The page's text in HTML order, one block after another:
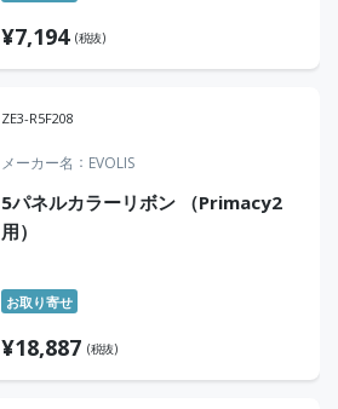
¥7,194 (税抜)
ZE3-R5F208
メーカー名 EVOLIS
5パネルカラーリボン （Primacy2
用）
お取り寄せ
¥18,887 (税抜)